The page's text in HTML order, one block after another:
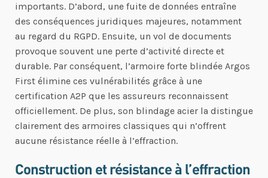
importants. D’abord, une fuite de données entraîne
des conséquences juridiques majeures, notamment
au regard du RGPD. Ensuite, un vol de documents
provoque souvent une perte d’activité directe et
durable. Par conséquent, l’armoire forte blindée Argos
First élimine ces vulnérabilités grâce à une
certification A2P que les assureurs reconnaissent
officiellement. De plus, son blindage acier la distingue
clairement des armoires classiques qui n’offrent
aucune résistance réelle à l’effraction.
Construction et résistance à l’effraction